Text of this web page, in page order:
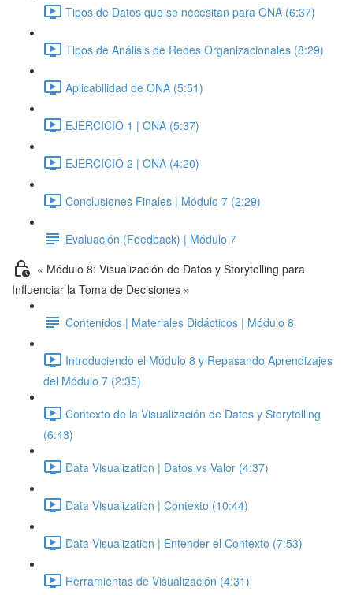
Tipos de Datos que se necesitan para ONA (6:37)
Tipos de Análisis de Redes Organizacionales (8:29)
Aplicabilidad de ONA (5:51)
EJERCICIO 1 | ONA (5:37)
EJERCICIO 2 | ONA (4:20)
Conclusiones Finales | Módulo 7 (2:29)
Evaluación (Feedback) | Módulo 7
« Módulo 8: Visualización de Datos y Storytelling para
Influenciar la Toma de Decisiones »
Contenidos | Materiales Didácticos | Módulo 8
Introduciendo el Módulo 8 y Repasando Aprendizajes
del Módulo 7 (2:35)
Contexto de la Visualización de Datos y Storytelling
(6:43)
Data Visualization | Datos vs Valor (4:37)
Data Visualization | Contexto (10:44)
Data Visualization | Entender el Contexto (7:53)
Herramientas de Visualización (4:31)